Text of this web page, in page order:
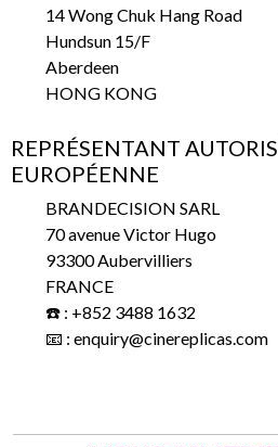
14 Wong Chuk Hang Road
Hundsun 15/F
Aberdeen
HONG KONG
REPRÉSENTANT
EUROPÉENNE
BRANDECISION SARL
70 avenue Victor Hugo
93300 Aubervilliers
FRANCE
☎️ : +852 3488 1632
📧 : enquiry@cinereplicas.com